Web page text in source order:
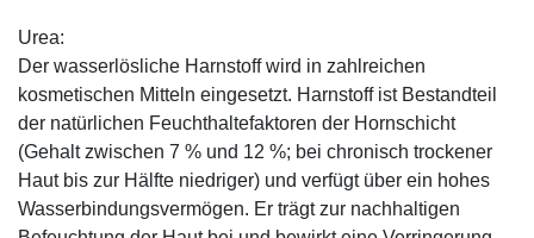
Urea:
Der wasserlösliche Harnstoff wird in zahlreichen
kosmetischen Mitteln eingesetzt. Harnstoff ist Bestandteil
der natürlichen Feuchthaltefaktoren der Hornschicht
(Gehalt zwischen 7 % und 12 %; bei chronisch trockener
Haut bis zur Hälfte niedriger) und verfügt über ein hohes
Wasserbindungsvermögen. Er trägt zur nachhaltigen